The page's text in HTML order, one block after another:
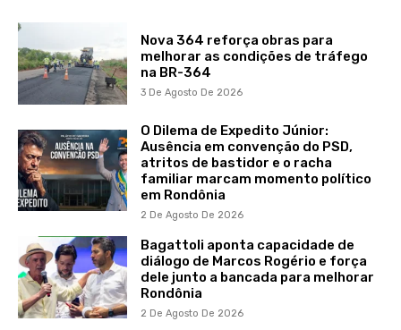
Nova 364 reforça obras para
melhorar as condições de tráfego
na BR-364
3 De Agosto De 2026
O Dilema de Expedito Júnior:
Ausência em convenção do PSD,
atritos de bastidor e o racha
familiar marcam momento político
em Rondônia
2 De Agosto De 2026
Bagattoli aponta capacidade de
diálogo de Marcos Rogério e força
dele junto a bancada para melhorar
Rondônia
2 De Agosto De 2026